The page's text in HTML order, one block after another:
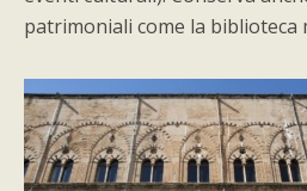
patrimoniali come la biblioteca